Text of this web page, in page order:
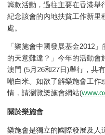
籌款活動，過往主要在香港舉
紀念該會的內地扶貧工作新里
處。
「樂施會中國發展基金2012
的天意難違？」今年的活動會
澳門 (5月26和27日)舉行，共
噸白米。如欲了解樂施會工作
情，請瀏覽樂施會網站(
關於樂施會
樂施會是獨立的國際發展及人